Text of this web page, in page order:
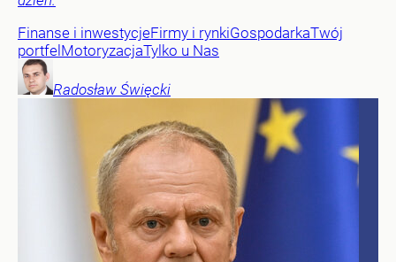
Finanse i inwestycjeFirmy i rynkiGospodarkaTwój
portfelMotoryzacjaTylko u Nas
Radosław Święcki